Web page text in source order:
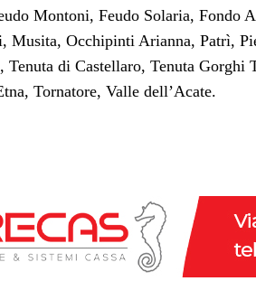
Montoni, Feudo Solaria,
Occhipinti Arianna, Patrì,
Tenuta di Castellaro, Tenuta Gorghi
Tornatore, Valle dell’Acate.